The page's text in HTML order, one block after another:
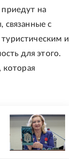
на
связанные с
и
для этого.
которая